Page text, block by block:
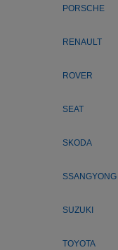
PORSCHE
RENAULT
ROVER
SEAT
SKODA
SSANGYONG
SUZUKI
TOYOTA